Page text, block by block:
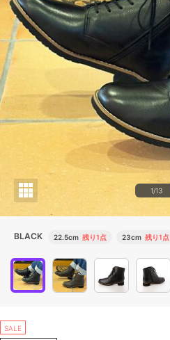
1/13
BLACK 22.5cm 残り1点 23cm 残り1点
SALE